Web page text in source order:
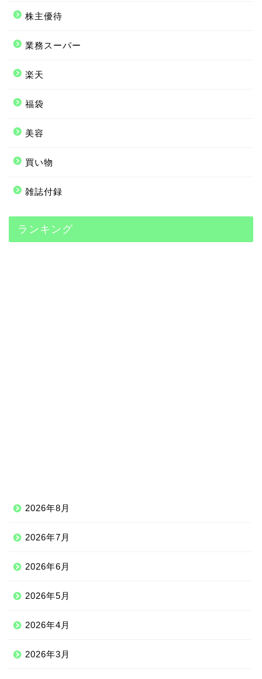
株主優待
業務スーパー
楽天
福袋
美容
買い物
雑誌付録
ランキング
2026年8月
2026年7月
2026年6月
2026年5月
2026年4月
2026年3月